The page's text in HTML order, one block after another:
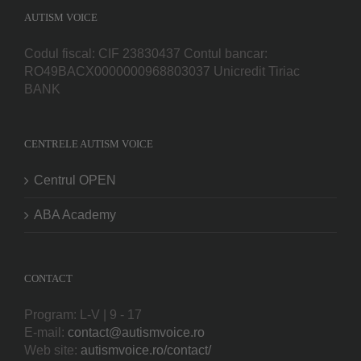
AUTISM VOICE
Codul fiscal: CIF 23830437 Contul bancar:
RO49BACX0000000968803037 Unicredit Tiriac
BANK
CENTRELE AUTISM VOICE
Centrul OPEN
ABA Academy
CONTACT
Program: L-V | 9 - 17
E-mail: contact@autismvoice.ro
Web site: autismvoice.ro/contact/